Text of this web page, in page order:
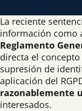
La reciente
información como
Reglamento
directa el
supresión de
aplicación del
razonablemente
interesados.